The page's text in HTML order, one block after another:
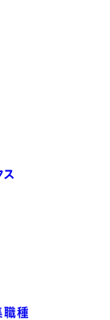
職種